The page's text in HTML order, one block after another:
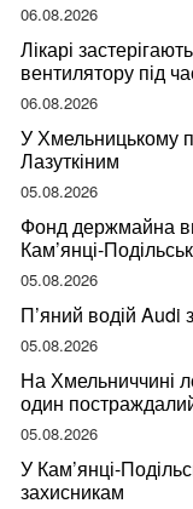
06.08.2026
Лікарі
вентилятору під
ваше здоров’я
06.08.2026
У Хмельницькому
Лазуткіним
05.08.2026
Фонд держмайна
Кам’янці-
05.08.2026
П’яний водій Audi
05.08.2026
На Хмельниччині
один
05.08.2026
У Кам’янці-
захисникам